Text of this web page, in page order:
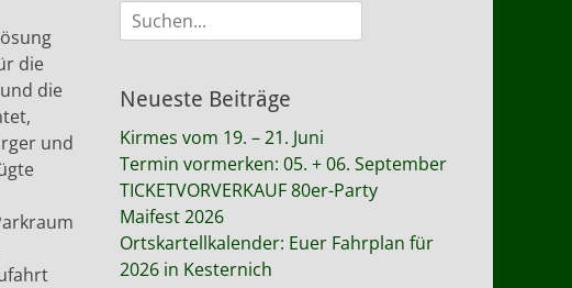
die
die
und
Suche
nach:
Neueste Beiträge
Kirmes vom 19. – 21. Juni
Termin vormerken: 05. + 06. September
TICKETVORVERKAUF 80er-Party
Maifest 2026
Ortskartellkalender: Euer Fahrplan für
2026 in Kesternich